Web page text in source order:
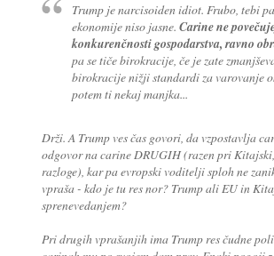
Trump je narcisoiden idiot. Frubo, tebi
ekonomije niso jasne.Carine ne
konkurenčnosti gospodarstva, ravno
pa se tiče birokracije, če je zate
birokracije nižji standardi za varovanje
potem ti nekaj manjka...
Drži. A Trump ves čas govori, da vzpostavlja
odgovor na carine DRUGIH (razen pri
razloge), kar pa evropski voditelji sploh ne
vpraša - kdo je tu res nor? Trump ali EU in
sprenevedanjem?
Pri drugih vprašanjih ima Trump res čudne